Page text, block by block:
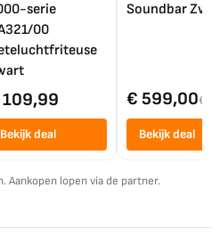
serie
00
Bekijk deal
Soundbar
€ 599,00€
Bekijk deal
Aankopen lopen via de partner.